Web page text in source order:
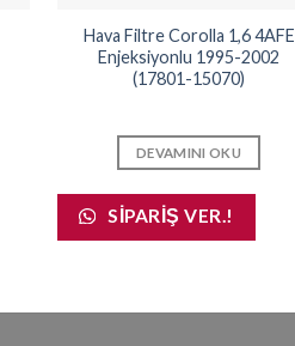
Hava Filtre Corolla 1,6 4AFE
Enjeksiyonlu 1995-2002
(17801-15070)
DEVAMINI OKU
SIPARIŞ VER.!